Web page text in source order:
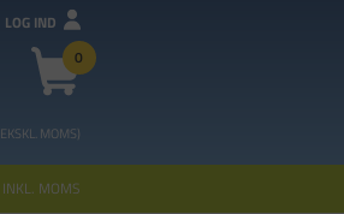
LOG IND
0
MOMS)
INKL. MOMS